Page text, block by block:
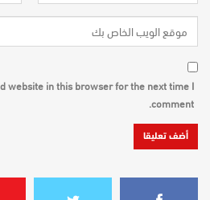
website in this browser for the next time I
comment.